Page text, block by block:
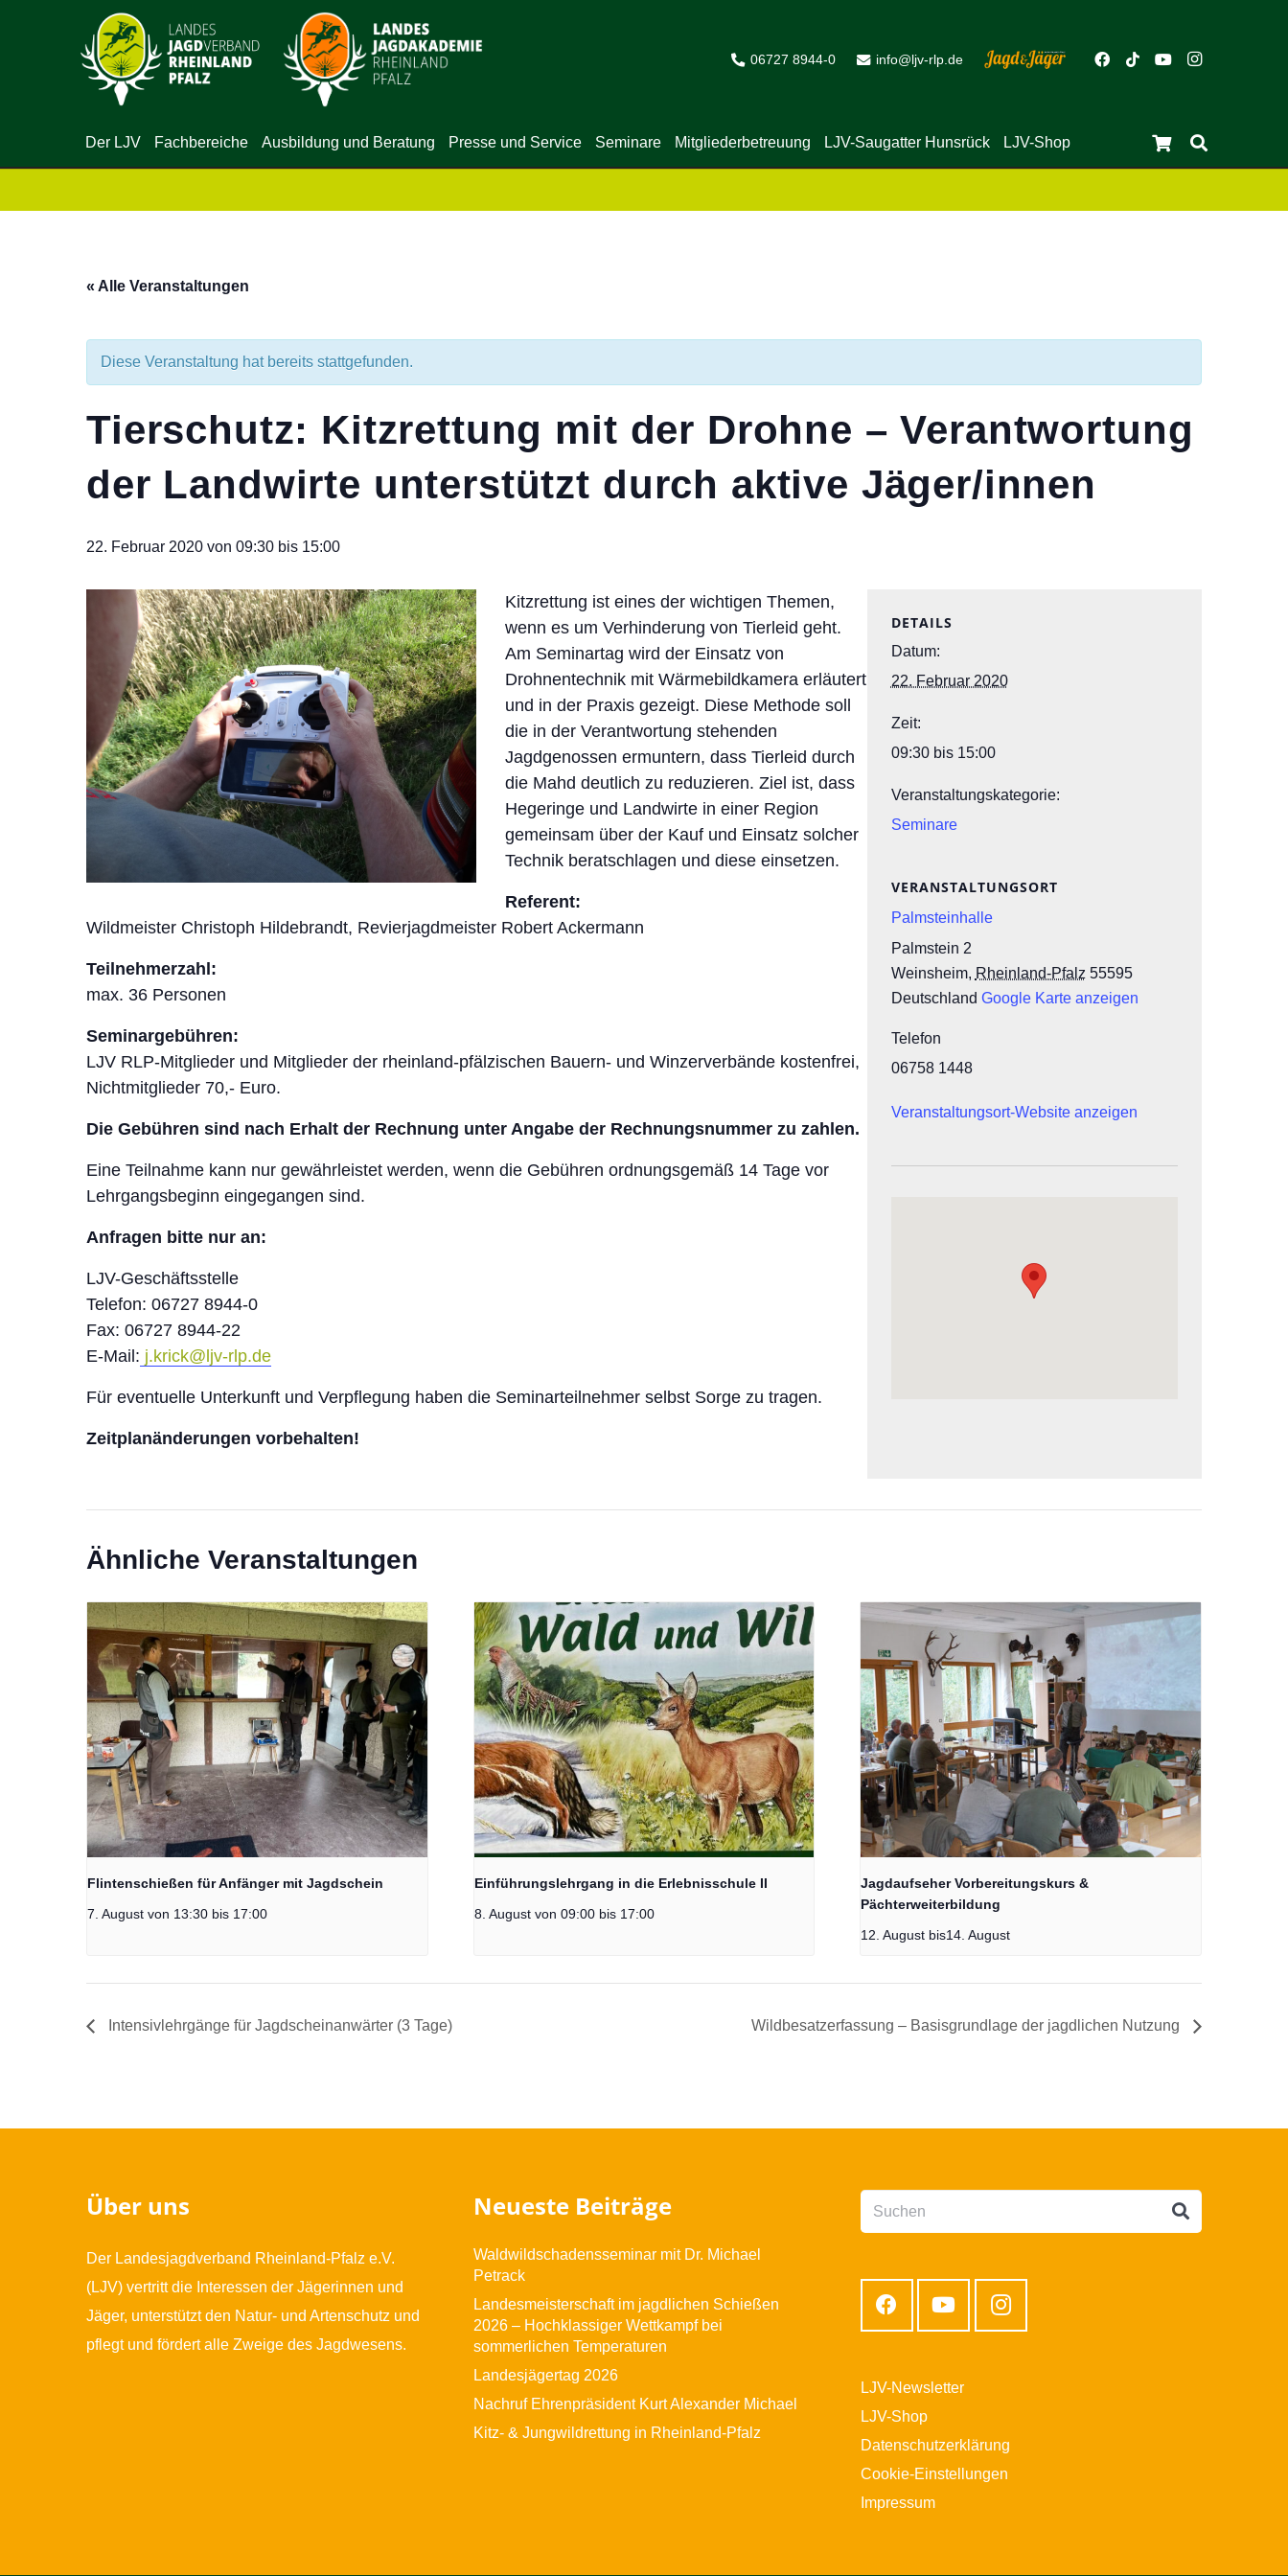
06727 8944-0 info@ljv-rlp.de
Der LJV Fachbereiche Ausbildung und Beratung Presse und Service Seminare Mitgliederbetreuung LJV-Saugatter Hunsrück LJV-Shop
« Alle Veranstaltungen
Diese Veranstaltung hat bereits stattgefunden.
Tierschutz: Kitzrettung mit der Drohne – Verantwortung
der Landwirte unterstützt durch aktive Jäger/innen
22. Februar 2020 von 09:30 bis 15:00
Kitzrettung ist eines der wichtigen Themen,
wenn es um Verhinderung von Tierleid geht.
Am Seminartag wird der Einsatz von
Drohnentechnik mit Wärmebildkamera erläutert
und in der Praxis gezeigt. Diese Methode soll
die in der Verantwortung stehenden
Jagdgenossen ermuntern, dass Tierleid durch
die Mahd deutlich zu reduzieren. Ziel ist, dass
Hegeringe und Landwirte in einer Region
gemeinsam über der Kauf und Einsatz solcher
Technik beratschlagen und diese einsetzen.
Referent:
Wildmeister Christoph Hildebrandt, Revierjagdmeister Robert Ackermann
Teilnehmerzahl:
max. 36 Personen
Seminargebühren:
LJV RLP-Mitglieder und Mitglieder der rheinland-pfälzischen Bauern- und Winzerverbände kostenfrei,
Nichtmitglieder 70,- Euro.
Die Gebühren sind nach Erhalt der Rechnung unter Angabe der Rechnungsnummer zu zahlen.
Eine Teilnahme kann nur gewährleistet werden, wenn die Gebühren ordnungsgemäß 14 Tage vor
Lehrgangsbeginn eingegangen sind.
Anfragen bitte nur an:
LJV-Geschäftsstelle
Telefon: 06727 8944-0
Fax: 06727 8944-22
E-Mail: j.krick@ljv-rlp.de
Für eventuelle Unterkunft und Verpflegung haben die Seminarteilnehmer selbst Sorge zu tragen.
Zeitplanänderungen vorbehalten!
DETAILS
Datum:
22. Februar 2020
Zeit:
09:30 bis 15:00
Veranstaltungskategorie:
Seminare
VERANSTALTUNGSORT
Palmsteinhalle
Palmstein 2
Weinsheim, Rheinland-Pfalz 55595
Deutschland Google Karte anzeigen
Telefon
06758 1448
Veranstaltungsort-Website anzeigen
Ähnliche Veranstaltungen
Flintenschießen für Anfänger mit Jagdschein
7. August von 13:30 bis 17:00
Einführungslehrgang in die Erlebnisschule II
8. August von 09:00 bis 17:00
Jagdaufseher Vorbereitungskurs &
Pächterweiterbildung
12. August bis14. August
Intensivlehrgänge für Jagdscheinanwärter (3 Tage) Wildbesatzerfassung – Basisgrundlage der jagdlichen Nutzung
Über uns
Der Landesjagdverband Rheinland-Pfalz e.V.
(LJV) vertritt die Interessen der Jägerinnen und
Jäger, unterstützt den Natur- und Artenschutz und
pflegt und fördert alle Zweige des Jagdwesens.
Neueste Beiträge
Waldwildschadensseminar mit Dr. Michael
Petrack
Landesmeisterschaft im jagdlichen Schießen
2026 – Hochklassiger Wettkampf bei
sommerlichen Temperaturen
Landesjägertag 2026
Nachruf Ehrenpräsident Kurt Alexander Michael
Kitz- & Jungwildrettung in Rheinland-Pfalz
LJV-Newsletter
LJV-Shop
Datenschutzerklärung
Cookie-Einstellungen
Impressum